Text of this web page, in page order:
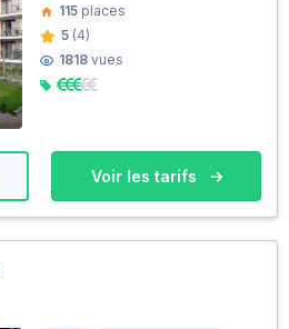
115 places
5 (4)
1818 vues
Voir les tarifs